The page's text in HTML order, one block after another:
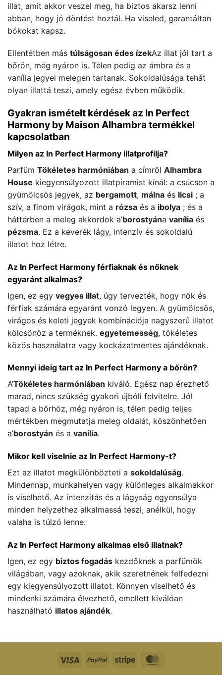
illat, amit akkor veszel meg, ha biztos akarsz lenni
abban, hogy jó döntést hoztál. Ha viseled, garantáltan
bókokat kapsz.
Ellentétben más túlságosan édes ízekAz illat jól tart a
bőrön, még nyáron is. Télen pedig az ámbra és a
vanília jegyei melegen tartanak. Sokoldalúsága tehát
olyan illattá teszi, amely egész évben működik.
Gyakran ismételt kérdések az In Perfect
Harmony by Maison Alhambra termékkel
kapcsolatban
Milyen az In Perfect Harmony illatprofilja?
Parfüm Tökéletes harmóniában a címről Alhambra
House kiegyensúlyozott illatpiramist kínál: a csúcson a
gyümölcsös jegyek, az bergamott, málna és licsi ; a
szív, a finom virágok, mint a rózsa és a ibolya ; és a
háttérben a meleg akkordok a’borostyána vanília és
pézsma. Ez a keverék lágy, intenzív és sokoldalú
illatot hoz létre.
Az In Perfect Harmony férfiaknak és nőknek
egyaránt alkalmas?
Igen, ez egy vegyes illat, úgy tervezték, hogy nők és
férfiak számára egyaránt vonzó legyen. A gyümölcsös,
virágos és keleti jegyek kombinációja nagyszerű illatot
kölcsönöz a terméknek. egyetemesség, tökéletes
közös használatra vagy kockázatmentes ajándéknak.
Mennyi ideig tart az In Perfect Harmony a bőrön?
A’Tökéletes harmóniában kiváló. Egész nap érezhető
marad, nincs szükség gyakori újbóli felvitelre. Jól
tapad a bőrhöz, még nyáron is, télen pedig teljes
mértékben megmutatja meleg oldalát, köszönhetően
a’borostyán és a vanília.
Mikor kell viselnie az In Perfect Harmony-t?
Ezt az illatot megkülönbözteti a sokoldalúság.
Mindennap, munkahelyen vagy különleges alkalmakkor
is viselhető. Az intenzitás és a lágyság egyensúlya
minden helyzethez alkalmassá teszi, anélkül, hogy
valaha is túlzó lenne.
Az In Perfect Harmony alkalmas első illatnak?
Igen, ez egy biztos fogadás kezdőknek a parfümök
világában, vagy azoknak, akik szeretnének felfedezni
egy kiegyensúlyozott illatot. Könnyen viselhető és
mindenki számára élvezhető, emellett kiválóan
használható illatos ajándék.
Vízum PayPal Csíkos